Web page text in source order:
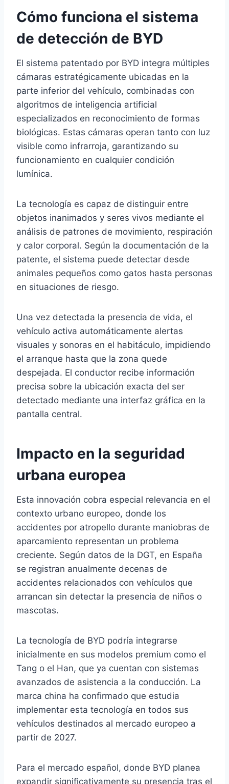
Cómo funciona el sistema
de detección de BYD
El sistema patentado por BYD integra múltiples
cámaras estratégicamente ubicadas en la
parte inferior del vehículo, combinadas con
algoritmos de inteligencia artificial
especializados en reconocimiento de formas
biológicas. Estas cámaras operan tanto con luz
visible como infrarroja, garantizando su
funcionamiento en cualquier condición
lumínica.
La tecnología es capaz de distinguir entre
objetos inanimados y seres vivos mediante el
análisis de patrones de movimiento, respiración
y calor corporal. Según la documentación de la
patente, el sistema puede detectar desde
animales pequeños como gatos hasta personas
en situaciones de riesgo.
Una vez detectada la presencia de vida, el
vehículo activa automáticamente alertas
visuales y sonoras en el habitáculo, impidiendo
el arranque hasta que la zona quede
despejada. El conductor recibe información
precisa sobre la ubicación exacta del ser
detectado mediante una interfaz gráfica en la
pantalla central.
Impacto en la seguridad
urbana europea
Esta innovación cobra especial relevancia en el
contexto urbano europeo, donde los
accidentes por atropello durante maniobras de
aparcamiento representan un problema
creciente. Según datos de la DGT, en España
se registran anualmente decenas de
accidentes relacionados con vehículos que
arrancan sin detectar la presencia de niños o
mascotas.
La tecnología de BYD podría integrarse
inicialmente en sus modelos premium como el
Tang o el Han, que ya cuentan con sistemas
avanzados de asistencia a la conducción. La
marca china ha confirmado que estudia
implementar esta tecnología en todos sus
vehículos destinados al mercado europeo a
partir de 2027.
Para el mercado español, donde BYD planea
expandir significativamente su presencia tras el